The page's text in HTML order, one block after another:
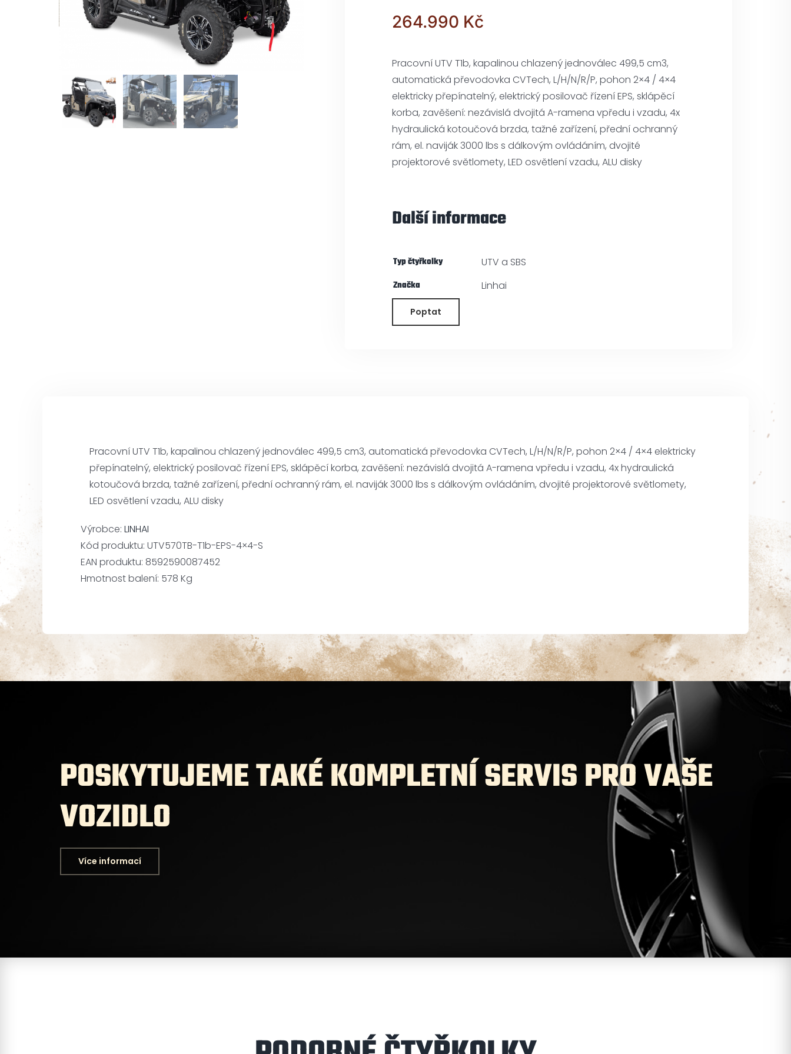
264.990 Kč
Pracovní UTV T1b, kapalinou chlazený jednoválec 499,5 cm3,
automatická převodovka CVTech, L/H/N/R/P, pohon 2×4 / 4×4
elektricky přepínatelný, elektrický posilovač řízení EPS, sklápěcí
korba, zavěšení: nezávislá dvojitá A-ramena vpředu i vzadu, 4x
hydraulická kotoučová brzda, tažné zařízení, přední ochranný
rám, el. naviják 3000 lbs s dálkovým ovládáním, dvojité
projektorové světlomety, LED osvětlení vzadu, ALU disky
Další informace
Typ čtyřkolky
UTV a SBS
Značka
Linhai
Poptat
Pracovní UTV T1b, kapalinou chlazený jednoválec 499,5 cm3, automatická převodovka CVTech, L/H/N/R/P, pohon 2×4 / 4×4 elektricky
přepínatelný, elektrický posilovač řízení EPS, sklápěcí korba, zavěšení: nezávislá dvojitá A-ramena vpředu i vzadu, 4x hydraulická
kotoučová brzda, tažné zařízení, přední ochranný rám, el. naviják 3000 lbs s dálkovým ovládáním, dvojité projektorové světlomety,
LED osvětlení vzadu, ALU disky
Výrobce: LINHAI
Kód produktu: UTV570TB-T1b-EPS-4×4-S
EAN produktu: 8592590087452
Hmotnost balení: 578 Kg
POSKYTUJEME TAKÉ KOMPLETNÍ SERVIS PRO VAŠE
VOZIDLO
Více informací